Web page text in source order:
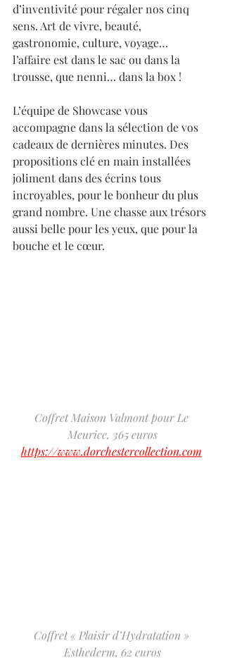
d’inventivité pour régaler nos cinq
sens. Art de vivre, beauté,
gastronomie, culture, voyage…
l’affaire est dans le sac ou dans la
trousse, que nenni… dans la box !
L’équipe de Showcase vous
accompagne dans la sélection de vos
cadeaux de dernières minutes. Des
propositions clé en main installées
joliment dans des écrins tous
incroyables, pour le bonheur du plus
grand nombre. Une chasse aux trésors
aussi belle pour les yeux, que pour la
bouche et le cœur.
Coffret Maison Valmont pour Le
Meurice, 365 euros
https://www.dorchestercollection.com
Coffret « Plaisir d’Hydratation »
Esthederm, 62 euros